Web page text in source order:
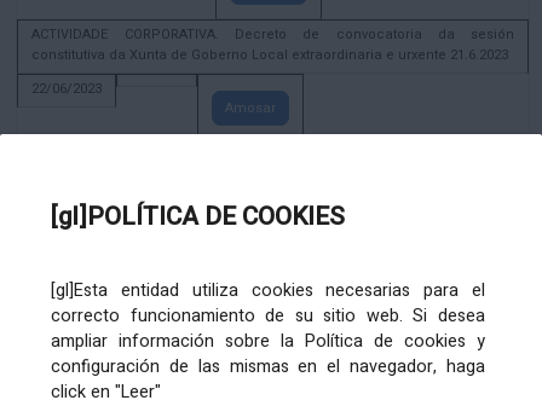
[gl]POLÍTICA DE COOKIES
[gl]Esta entidad utiliza cookies necesarias para el
correcto funcionamiento de su sitio web. Si desea
ampliar información sobre la Política de cookies y
configuración de las mismas en el navegador, haga
click en "Leer"
ACTIVIDADE CORPORATIVA. Decreto de convocatoria da sesión
constitutiva da Xunta de Goberno Local extraordinaria e urxente 21.6.2023
22/06/2023
Amosar
Amosar
28/12/2020
Amosar
ACTIVIDADE CORPORATIVA. Extracto do Pleno ordinario de data 2.7.2020